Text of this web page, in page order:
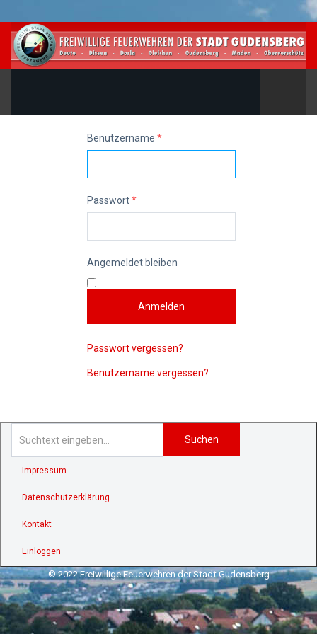
Benutzername *
Passwort*
Angemeldet bleiben
Anmelden
Passwort vergessen?
Benutzername vergessen?
Suchen
Impressum
Datenschutzerklärung
Kontakt
Einloggen
© 2022 Freiwillige Feuerwehren der Stadt Gudensberg